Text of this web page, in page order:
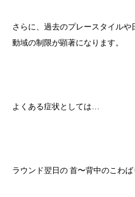
さらに、過去のプレースタイル
動域の制限が顕著になります。
よくある症状としては…
ラウンド翌日の 首〜背中のこわば